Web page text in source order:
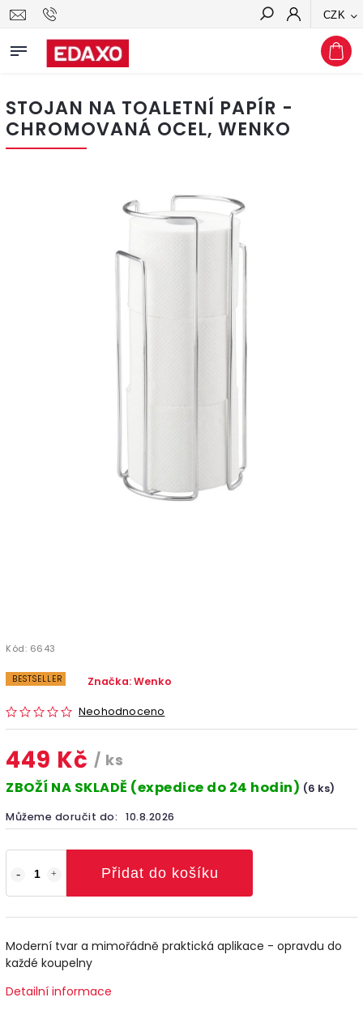
CZK
Hledat
STOJAN NA TOALETNÍ PAPÍR -
CHROMOVANÁ OCEL, WENKO
Kód: 6643
BESTSELLER
Neohodnoceno
Značka:Wenko
449 Kč / ks
ZBOŽÍ NA SKLADĚ (expedice do 24 hodin) (6 ks)
Můžeme doručit do: 10.8.2026
Přidat do košíku
Moderní tvar a mimořádně praktická aplikace - opravdu do
každé koupelny
Detailní informace